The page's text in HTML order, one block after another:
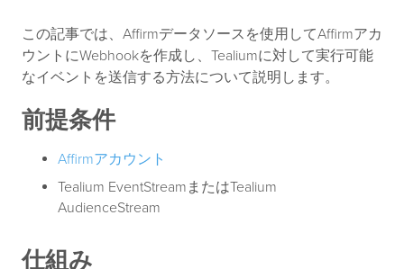
この記事では、Affirmデータソースを使用してAffirmアカ
ウントにWebhookを作成し、Tealiumに対して実行可能
なイベントを送信する方法について説明します。
前提条件
Affirmアカウント
Tealium EventStreamまたはTealium
AudienceStream
仕組み